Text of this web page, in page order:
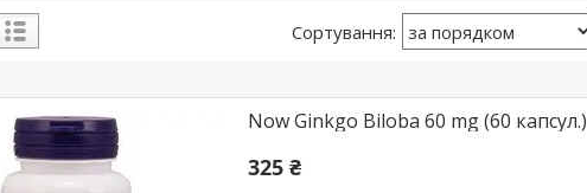
Now Ginkgo Biloba 60 mg (60 капсул.)
325 ₴